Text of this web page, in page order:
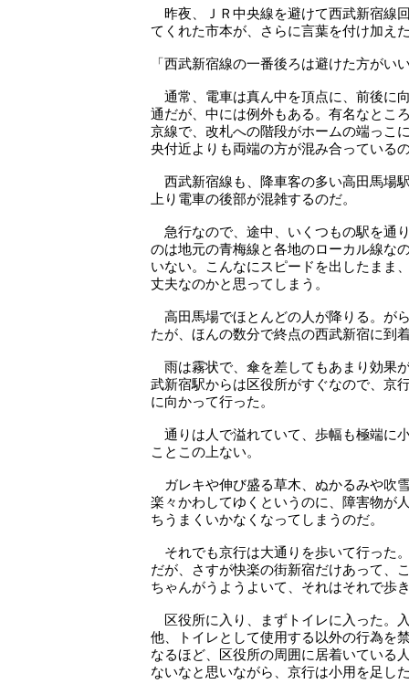
昨夜、ＪＲ中央線を避けて西武新宿線
てくれた市本が、さらに言葉を付け加え
「西武新宿線の一番後ろは避けた方がい
通常、電車は真ん中を頂点に、前後に
通だが、中には例外もある。有名なとこ
京線で、改札への階段がホームの端っこ
央付近よりも両端の方が混み合っている
西武新宿線も、降車客の多い高田馬場
上り電車の後部が混雑するのだ。
急行なので、途中、いくつもの駅を通
のは地元の青梅線と各地のローカル線な
いない。こんなにスピードを出したまま
丈夫なのかと思ってしまう。
高田馬場でほとんどの人が降りる。が
たが、ほんの数分で終点の西武新宿に到
雨は霧状で、傘を差してもあまり効果
武新宿駅からは区役所がすぐなので、京
に向かって行った。
通りは人で溢れていて、歩幅も極端に
ことこの上ない。
ガレキや伸び盛る草木、ぬかるみや吹
楽々かわしてゆくというのに、障害物が
ちうまくいかなくなってしまうのだ。
それでも京行は大通りを歩いて行った
だが、さすが快楽の街新宿だけあって、
ちゃんがうようよいて、それはそれで歩
区役所に入り、まずトイレに入った。
他、トイレとして使用する以外の行為を
なるほど、区役所の周囲に居着いている
ないなと思いながら、京行は小用を足し